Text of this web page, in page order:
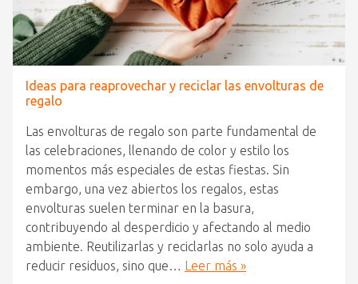
Ideas para reaprovechar y reciclar las envolturas de
regalo
Las envolturas de regalo son parte fundamental de
las celebraciones, llenando de color y estilo los
momentos más especiales de estas fiestas. Sin
embargo, una vez abiertos los regalos, estas
envolturas suelen terminar en la basura,
contribuyendo al desperdicio y afectando al medio
ambiente. Reutilizarlas y reciclarlas no solo ayuda a
reducir residuos, sino que…
Leer más »